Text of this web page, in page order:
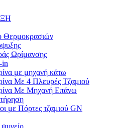
Θερμοκρασιών
Ωρίμανσης
in
με μηχανή κάτω
Με 4 Πλευρές Τζαμιού
Με Μηχανή Επάνω
με Πόρτες τζαμιού GN